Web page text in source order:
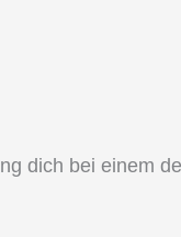
dich bei einem